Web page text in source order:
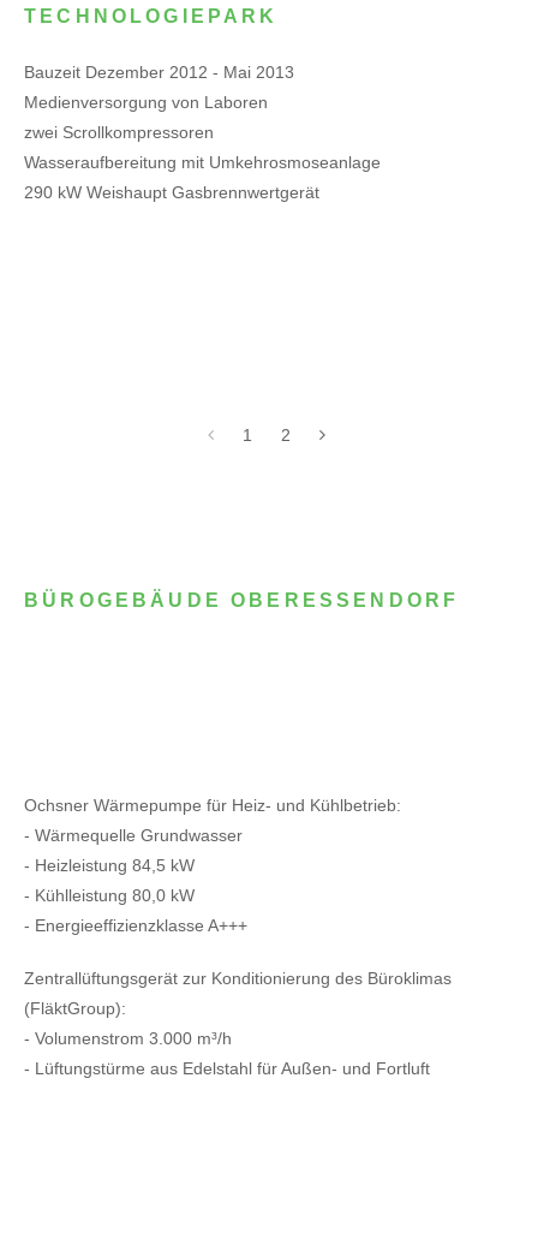
TECHNOLOGIEPARK
Bauzeit Dezember 2012 - Mai 2013
Medienversorgung von Laboren
zwei Scrollkompressoren
Wasseraufbereitung mit Umkehrosmoseanlage
290 kW Weishaupt Gasbrennwertgerät
1 2
BÜROGEBÄUDE OBERESSENDORF
Ochsner Wärmepumpe für Heiz- und Kühlbetrieb:
- Wärmequelle Grundwasser
- Heizleistung 84,5 kW
- Kühlleistung 80,0 kW
- Energieeffizienzklasse A+++
Zentrallüftungsgerät zur Konditionierung des Büroklimas
(FläktGroup):
- Volumenstrom 3.000 m³/h
- Lüftungstürme aus Edelstahl für Außen- und Fortluft